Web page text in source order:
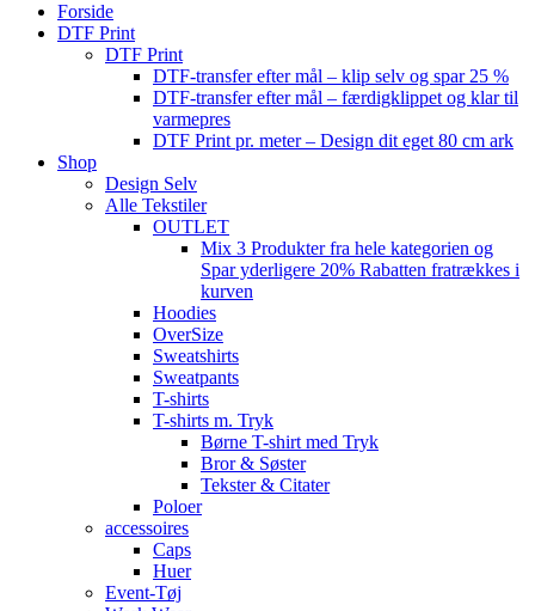
Forside
DTF Print
DTF Print
DTF-transfer efter mål – klip selv og spar 25 %
DTF-transfer efter mål – færdigklippet og klar til
varmepres
DTF Print pr. meter – Design dit eget 80 cm ark
Shop
Design Selv
Alle Tekstiler
OUTLET
Mix 3 Produkter fra hele kategorien og
Spar yderligere 20% Rabatten fratrækkes i
kurven
Hoodies
OverSize
Sweatshirts
Sweatpants
T-shirts
T-shirts m. Tryk
Børne T-shirt med Tryk
Bror & Søster
Tekster & Citater
Poloer
accessoires
Caps
Huer
Event-Tøj